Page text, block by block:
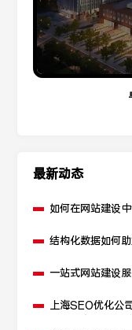
最新动态
如何在网站建设
结构化数据如何
一站式网站建设
上海SEO优化公